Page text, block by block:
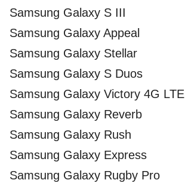
Samsung Galaxy S III
Samsung Galaxy Appeal
Samsung Galaxy Stellar
Samsung Galaxy S Duos
Samsung Galaxy Victory 4G LTE
Samsung Galaxy Reverb
Samsung Galaxy Rush
Samsung Galaxy Express
Samsung Galaxy Rugby Pro